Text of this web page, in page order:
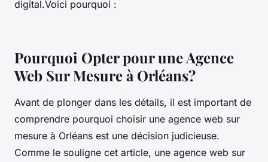
digital.Voici pourquoi :
Pourquoi Opter pour une Agence
Web Sur Mesure à Orléans?
Avant de plonger dans les détails, il est important de
comprendre pourquoi choisir une agence web sur
mesure à Orléans est une décision judicieuse.
Comme le souligne cet article, une agence web sur